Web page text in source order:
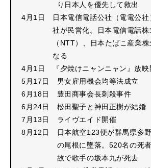
り日本人を優先して救出
4月1日
日本電信電話公社（電電公
社が民営化。日本電信電話株
（NTT）、日本たばこ産業
なる
4月1日
『夕焼けニャンニャン』放映
5月17日
男女雇用機会均等法成立
6月18日
豊田商事会長刺殺事件
6月24日
松田聖子と神田正樹が結婚
7月13日
ライヴエイド開催
8月12日
日本航空123便が群馬県多
の尾根に墜落。520名の死
故で歌手の坂本九が死去